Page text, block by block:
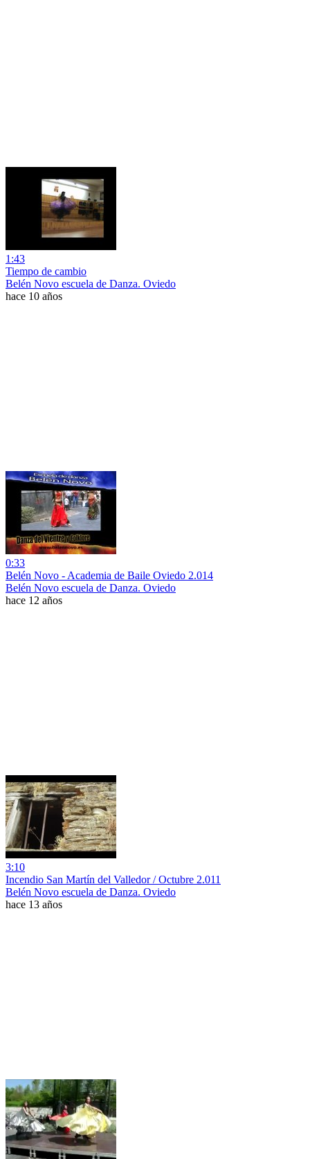
1:43
Tiempo de cambio
Belén Novo escuela de Danza. Oviedo
hace 10 años
0:33
Belén Novo - Academia de Baile Oviedo 2.014
Belén Novo escuela de Danza. Oviedo
hace 12 años
3:10
Incendio San Martín del Valledor / Octubre 2.011
Belén Novo escuela de Danza. Oviedo
hace 13 años